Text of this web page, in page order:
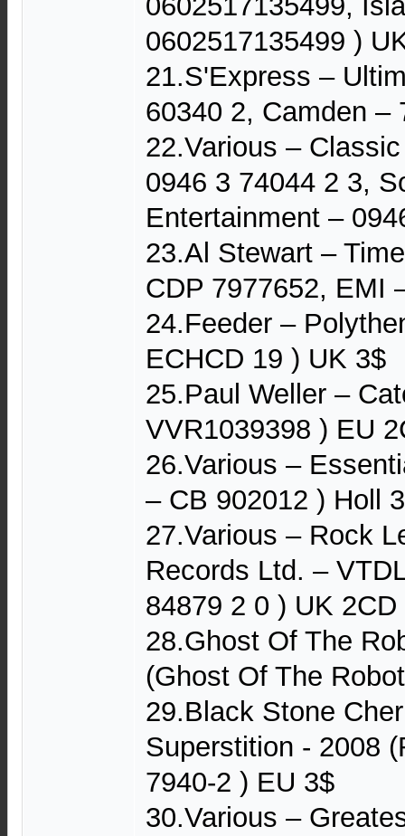
0602517135499 )
21.S'Express –
60340 2, Camden –
22.Various –
0946 3 74044 2 3,
Entertainment ‎–
23.Al Stewart ‎–
CDP 7977652, EMI
24.Feeder ‎–
ECHCD 19 ) UK 3$
25.Paul Weller –
VVR1039398 ) EU
26.Various –
– CB 902012 ) Holl
27.Various – Rock
Records Ltd. –
84879 2 0 ) UK 2CD
28.Ghost Of The
(Ghost Of The
29.Black Stone
Superstition - 2008
7940-2 ) EU 3$
30.Various ‎–